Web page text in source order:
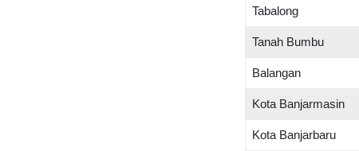
Tabalong
Tanah Bumbu
Balangan
Kota Banjarmasin
Kota Banjarbaru